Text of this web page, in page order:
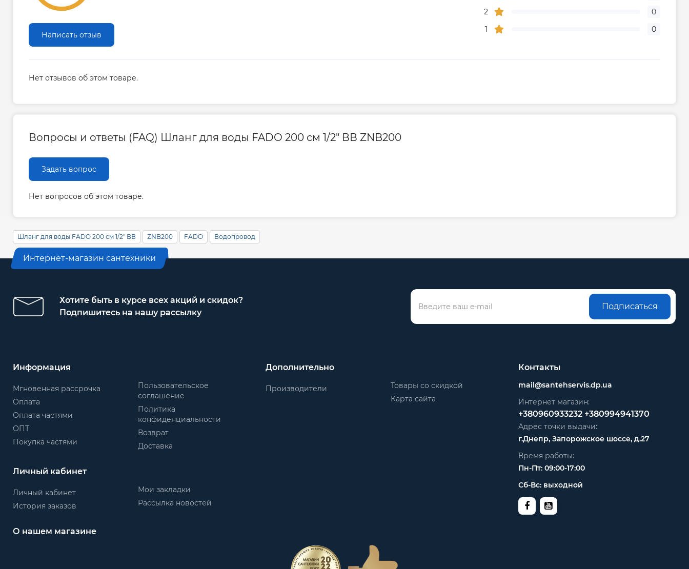
2
Номинальная пропускная
способность при 3 барах, л/мин
4
Минимальный радиус изгиба, мм
6
Внутренний диаметр, мм
Написать отзыв
2
0
1
0
Нет отзывов об этом товаре.
Вопросы и ответы (FAQ) Шланг для воды FADO 200 см 1/2" ВВ ZNB200
Задать вопрос
Нет вопросов об этом товаре.
Шланг для воды FADO 200 см 1/2" ВВ ZNB200 FADO Водопровод
Интернет-магазин сантехники
Хотите быть в курсе всех акций и скидок?
Подпишитесь на нашу рассылку
Подписаться
Информация
Мгновенная рассрочка
Оплата
Оплата частями
ОПТ
Покупка частями
Пользовательское
соглашение
Политика
конфиденциальности
Возврат
Доставка
Дополнительно
Производители
Товары со скидкой
Карта сайта
Личный кабинет
Личный кабинет
История заказов
Мои закладки
Рассылка новостей
Контакты
mail@santehservis.dp.ua
Интернет магазин:
+380960933232 +380994941370
Адрес точки выдачи:
г.Днепр, Запорожское шоссе, д.27
Время работы:
Пн-Пт: 09:00-17:00
Сб-Вс: выходной
О нашем магазине